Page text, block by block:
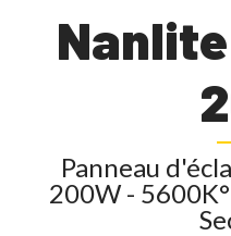
Panneau
200W -